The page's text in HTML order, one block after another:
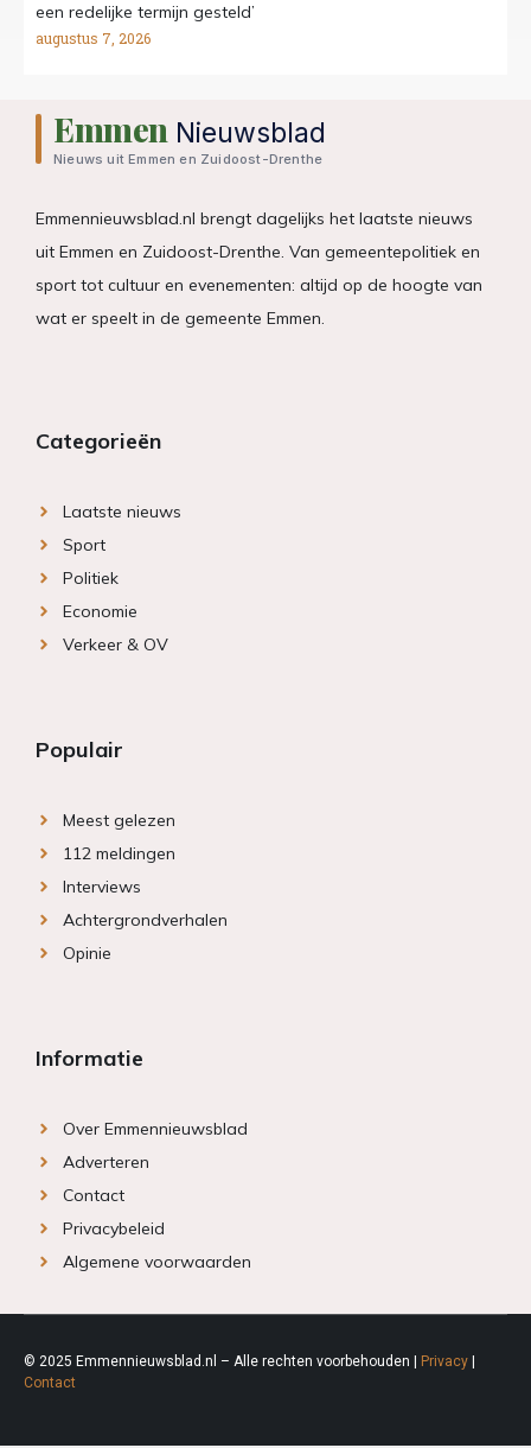
een redelijke termijn gesteld’
augustus 7, 2026
Emmen Nieuwsblad
Nieuws uit Emmen en Zuidoost-Drenthe
Emmennieuwsblad.nl brengt dagelijks het laatste nieuws
uit Emmen en Zuidoost-Drenthe. Van gemeentepolitiek en
sport tot cultuur en evenementen: altijd op de hoogte van
wat er speelt in de gemeente Emmen.
Categorieën
Laatste nieuws
Sport
Politiek
Economie
Verkeer & OV
Populair
Meest gelezen
112 meldingen
Interviews
Achtergrondverhalen
Opinie
Informatie
Over Emmennieuwsblad
Adverteren
Contact
Privacybeleid
Algemene voorwaarden
© 2025 Emmennieuwsblad.nl – Alle rechten voorbehouden | Privacy |
Contact